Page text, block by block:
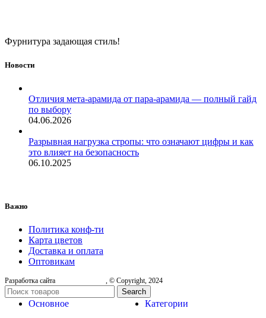
Фурнитура задающая стиль!
Новости
Отличия мета-арамида от пара-арамида — полный гайд
по выбору
04.06.2026
Разрывная нагрузка стропы: что означают цифры и как
это влияет на безопасность
06.10.2025
Важно
Политика конф-ти
Карта цветов
Доставка и оплата
Оптовикам
Разработка сайта , © Copyright, 2024
Search
Основное
Категории